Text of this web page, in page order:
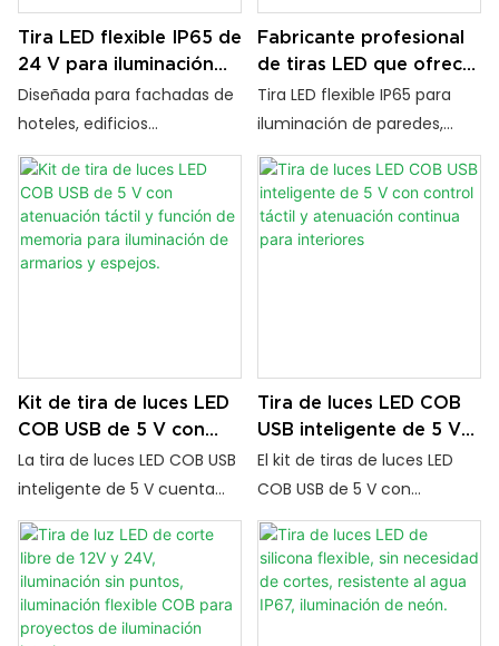
Tira LED flexible IP65 de
24 V para iluminación
de paredes, ideal para
proyectos de
arquitectónica,
comercial y exterior.
Diseñada para fachadas de
hoteles, edificios
comerciales y proyectos de
iluminación paisajística, esta
tira LED flexible para
iluminación de paredes
proporciona efectos de
durabilidad de larga
duración para contratistas
de iluminación
profesionales.
Fabricante profesional
de tiras LED que ofrece
soluciones de
iluminación flexible para
proyectos globales.
Tira LED flexible IP65 para
iluminación de paredes,
ideal para proyectos de
iluminación arquitectónica y
comercial. Con voltaje
seguro de 24 V, diseño
fiable en exteriores para
hoteles, edificios y
paisajismo.
Kit de tira de luces LED
COB USB de 5 V con
atenuación táctil y
función de memoria
armarios y espejos.
La tira de luces LED COB USB
inteligente de 5 V cuenta
con control táctil de
encendido/apagado,
atenuación continua y
función de memoria para
guardar el brillo deseado. Su
Tira de luces LED COB
USB inteligente de 5 V
con control táctil y
atenuación continua
El kit de tiras de luces LED
COB USB de 5 V con
interruptor táctil regulable y
función de memoria
proporciona una iluminación
uniforme y sin puntos para